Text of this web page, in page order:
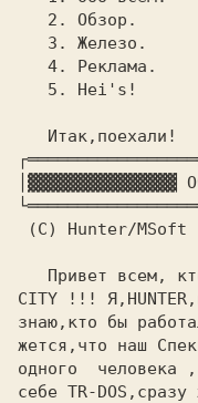
│▓▓▓▓▓▓▓▓▓▓▓▓▓▓▓
CITY !!!
знаю,кто бы
жется,что наш
одного  человека
себе TR-